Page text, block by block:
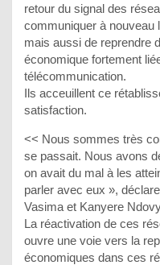
retour du signal des
communiquer à nouveau
mais aussi de reprendre
économique fortement
télécommunication.
Ils acceuillent ce
satisfaction.
<< Nous sommes très
se passait. Nous avons
on avait du mal à les
parler avec eux »,
Vasima et Kanyere
La réactivation de ces
ouvre une voie vers la
économiques dans ces